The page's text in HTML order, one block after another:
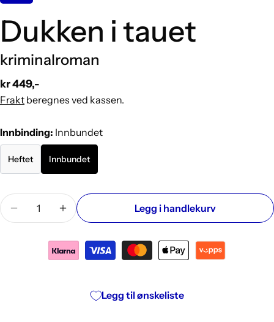
Dukken i tauet
kriminalroman
Vanlig
pris
kr 449,-
Frakt beregnes ved kassen.
Innbinding: Innbundet
Heftet Innbundet
Mengde
Reduser antallet for Dukken i tauet: kriminalroman
Øk antallet for Dukken i tauet:
Legg i handlekurv
Legg til ønskeliste